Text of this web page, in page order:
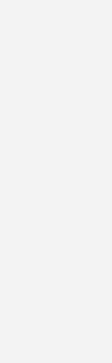
50001
das